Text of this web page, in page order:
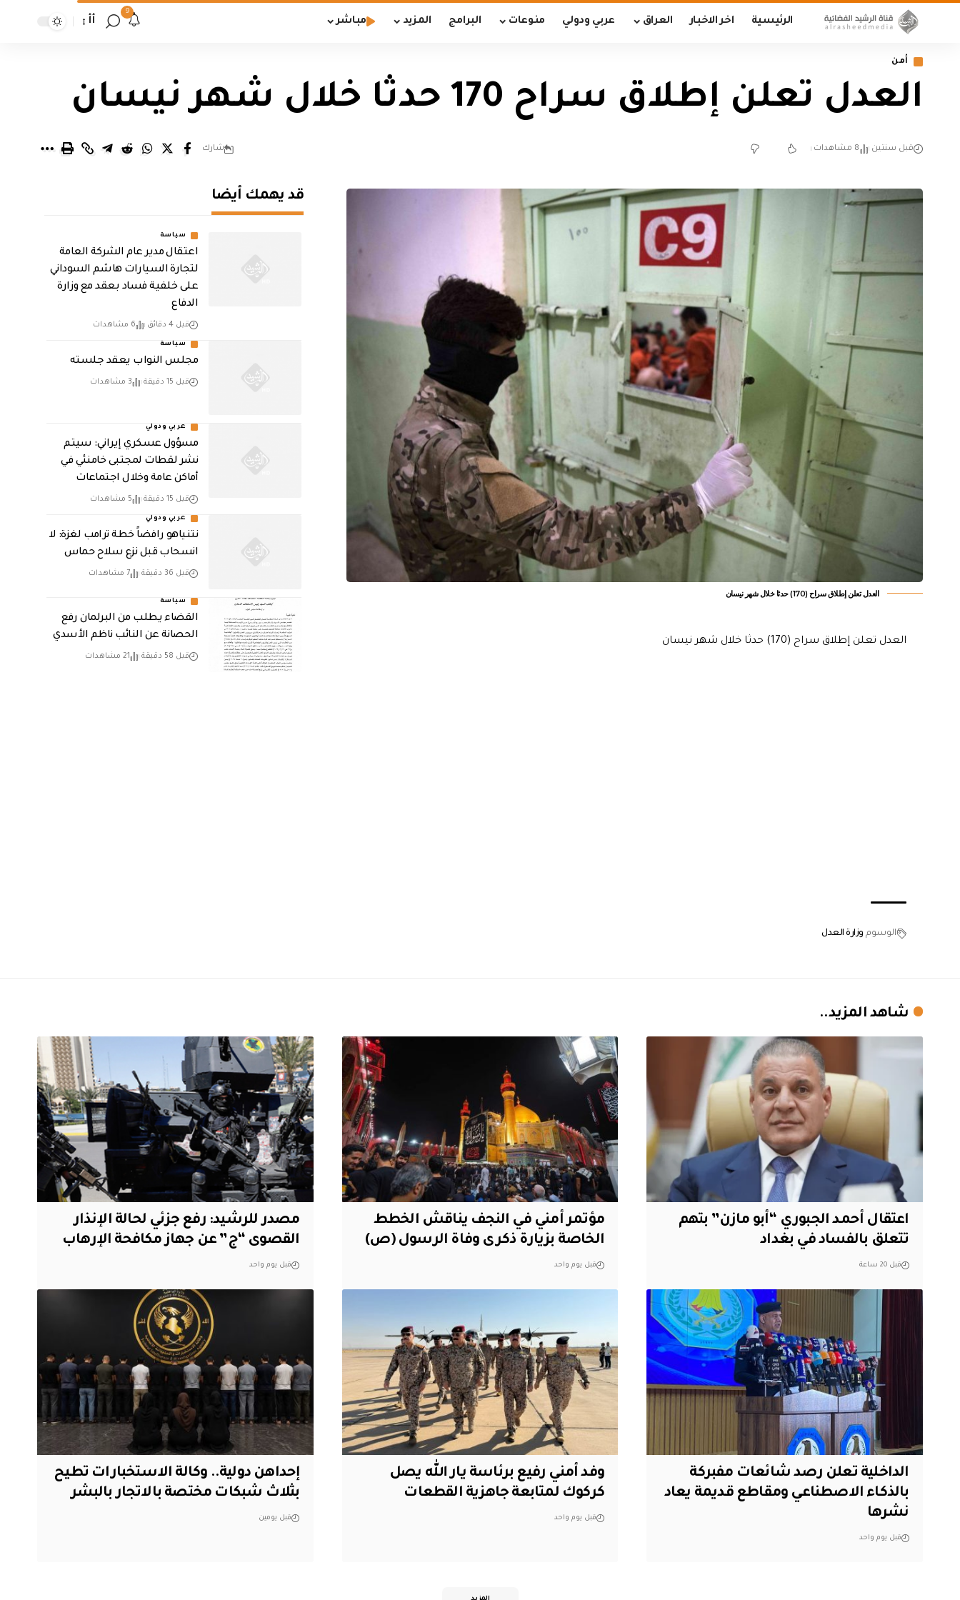
الرئيسية اخر الاخبار العراق عربي ودولي منوعات البرامج المزيد مباشر
9
أأ
أمن
العدل تعلن إطلاق سراح 170 حدثا خلال شهر نيسان
قبل سنتين 8 مشاهدات شارك
العدل تعلن إطلاق سراح (170) حدثا خلال شهر نيسان
العدل تعلن إطلاق سراح (170) حدثا خلال شهر نيسان
الوسوم وزارة العدل
قد يهمك أيضا
سياسة
اعتقال مدير عام الشركة العامة
لتجارة السيارات هاشم السوداني
على خلفية فساد بعقد مع وزارة
الدفاع
قبل 4 دقائق 6 مشاهدات
سياسة
مجلس النواب يعقد جلسته
قبل 15 دقيقة 3 مشاهدات
عربي ودولي
مسؤول عسكري إيراني: سيتم
نشر لقطات لمجتبى خامنئي في
أماكن عامة وخلال اجتماعات
قبل 15 دقيقة 5 مشاهدات
عربي ودولي
نتنياهو رافضاً خطة ترامب لغزة: لا
انسحاب قبل نزع سلاح حماس
قبل 36 دقيقة 7 مشاهدات
سياسة
القضاء يطلب من البرلمان رفع
الحصانة عن النائب ناظم الأسدي
قبل 58 دقيقة 21 مشاهدات
شاهد المزيد..
اعتقال أحمد الجبوري “أبو مازن” بتهم
تتعلق بالفساد في بغداد
قبل 20 ساعة
مؤتمر أمني في النجف يناقش الخطط
الخاصة بزيارة ذكرى وفاة الرسول (ص)
قبل يوم واحد
مصدر للرشيد: رفع جزئي لحالة الإنذار
القصوى “ج” عن جهاز مكافحة الإرهاب
قبل يوم واحد
الداخلية تعلن رصد شائعات مفبركة
بالذكاء الاصطناعي ومقاطع قديمة يعاد
نشرها
قبل يوم واحد
وفد أمني رفيع برئاسة يار الله يصل
كركوك لمتابعة جاهزية القطعات
قبل يوم واحد
إحداهن دولية.. وكالة الاستخبارات تطيح
بثلاث شبكات مختصة بالاتجار بالبشر
قبل يومين